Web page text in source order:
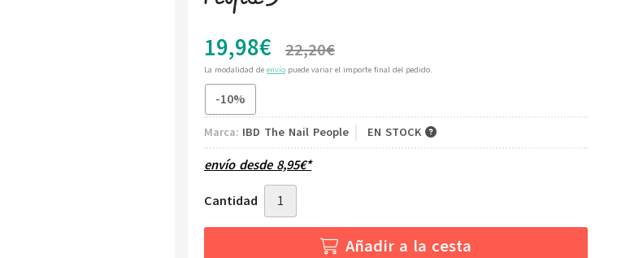
19,98€ 22,20€
La modalidad de envío puede variar el importe final del pedido.
-10%
Marca: IBD The Nail People EN STOCK
envío desde 8,95€*
Cantidad
Añadir a la cesta